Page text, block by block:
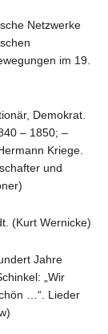
Netzwerke
im 19.
Demokrat.
– 1850; –
Kriege.
und
(Kurt Wernicke)
Jahre
„Wir
…“. Lieder